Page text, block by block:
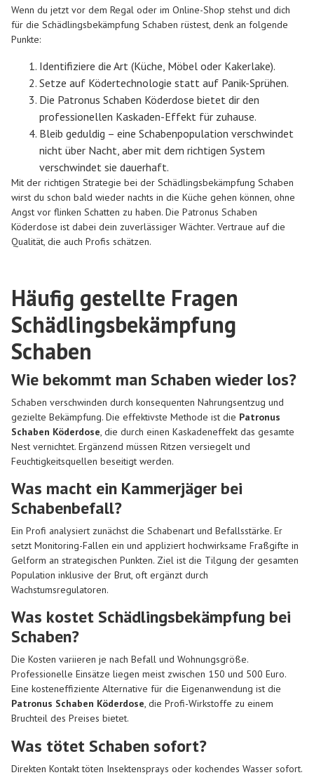
Wenn du jetzt vor dem Regal oder im Online-Shop stehst und dich
für die Schädlingsbekämpfung Schaben rüstest, denk an folgende
Punkte:
Identifiziere die Art (Küche, Möbel oder Kakerlake).
Setze auf Ködertechnologie statt auf Panik-Sprühen.
Die Patronus Schaben Köderdose bietet dir den
professionellen Kaskaden-Effekt für zuhause.
Bleib geduldig – eine Schabenpopulation verschwindet
nicht über Nacht, aber mit dem richtigen System
verschwindet sie dauerhaft.
Mit der richtigen Strategie bei der Schädlingsbekämpfung Schaben
wirst du schon bald wieder nachts in die Küche gehen können, ohne
Angst vor flinken Schatten zu haben. Die Patronus Schaben
Köderdose ist dabei dein zuverlässiger Wächter. Vertraue auf die
Qualität, die auch Profis schätzen.
Häufig gestellte Fragen
Schädlingsbekämpfung
Schaben
Wie bekommt man Schaben wieder los?
Schaben verschwinden durch konsequenten Nahrungsentzug und
gezielte Bekämpfung. Die effektivste Methode ist die Patronus
Schaben Köderdose , die durch einen Kaskadeneffekt das gesamte
Nest vernichtet. Ergänzend müssen Ritzen versiegelt und
Feuchtigkeitsquellen beseitigt werden.
Was macht ein Kammerjäger bei
Schabenbefall?
Ein Profi analysiert zunächst die Schabenart und Befallsstärke. Er
setzt Monitoring-Fallen ein und appliziert hochwirksame Fraßgifte in
Gelform an strategischen Punkten. Ziel ist die Tilgung der gesamten
Population inklusive der Brut, oft ergänzt durch
Wachstumsregulatoren.
Was kostet Schädlingsbekämpfung bei
Schaben?
Die Kosten variieren je nach Befall und Wohnungsgröße.
Professionelle Einsätze liegen meist zwischen 150 und 500 Euro.
Eine kosteneffiziente Alternative für die Eigenanwendung ist die
Patronus Schaben Köderdose, die Profi-Wirkstoffe zu einem
Bruchteil des Preises bietet.
Was tötet Schaben sofort?
Direkten Kontakt töten Insektensprays oder kochendes Wasser sofort.